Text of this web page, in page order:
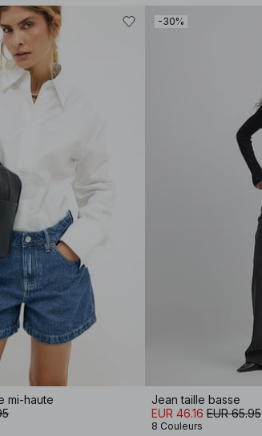
mi-haute
-30%
Jean taille basse
EUR 46.16 EUR 65.95
8 Couleurs